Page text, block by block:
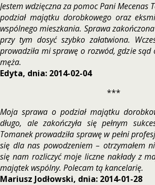
Jestem wdzięczna za pomoc Pani Mecenas
podział majątku dorobkowego oraz
wspólnego mieszkania. Sprawa
przy tym dosyć szybko załatwiona.
prowadziła mi sprawę o rozwód, gdzie sąd
męża.
Edyta, dnia: 2014-02-04
***
Moja sprawa o podział majątku
długo, ale zakończyła się pełnym
Tomanek prowadziła sprawę w pełni
się dla nas powodzeniem – otrzymałem
się nam rozliczyć moje liczne nakłady z
majątek wspólny. Polecam tą kancelarię.
Mariusz Jodłowski, dnia: 2014-01-28